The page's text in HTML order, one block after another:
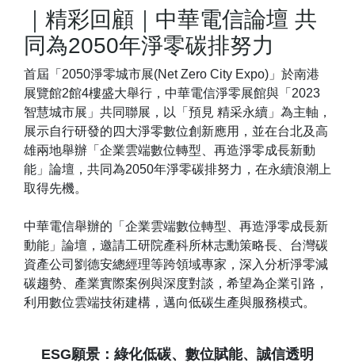
｜精彩回顧｜中華電信論壇 共
同為2050年淨零碳排努力
首屆「2050淨零城市展(Net Zero City Expo)」於南港
展覽館2館4樓盛大舉行，中華電信淨零展館與「2023
智慧城市展」共同聯展，以「預見 精采永續」為主軸，
展示自行研發的四大淨零數位創新應用，並在台北及高
雄兩地舉辦「企業雲端數位轉型、再造淨零成長新動
能」論壇，共同為2050年淨零碳排努力，在永續浪潮上
取得先機。
中華電信舉辦的「企業雲端數位轉型、再造淨零成長新
動能」論壇，邀請工研院產科所林志勳策略長、台灣碳
資產公司劉德安總經理等跨領域專家，深入分析淨零減
碳趨勢、產業實際案例與深度對談，希望為企業引路，
利用數位雲端技術建構，邁向低碳生產與服務模式。
ESG願景：綠化低碳、數位賦能、誠信透明